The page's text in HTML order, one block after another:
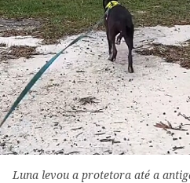
Luna levou a protetora até a